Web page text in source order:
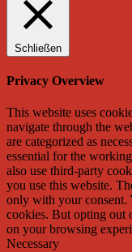
Schließen
Privacy Overview
This website uses
navigate through the
are categorized as
essential for the
also use third-party
you use this website.
only with your consent.
cookies. But opting out
on your browsing
Necessary